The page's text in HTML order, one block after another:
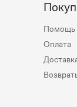
Помощь
Оплата